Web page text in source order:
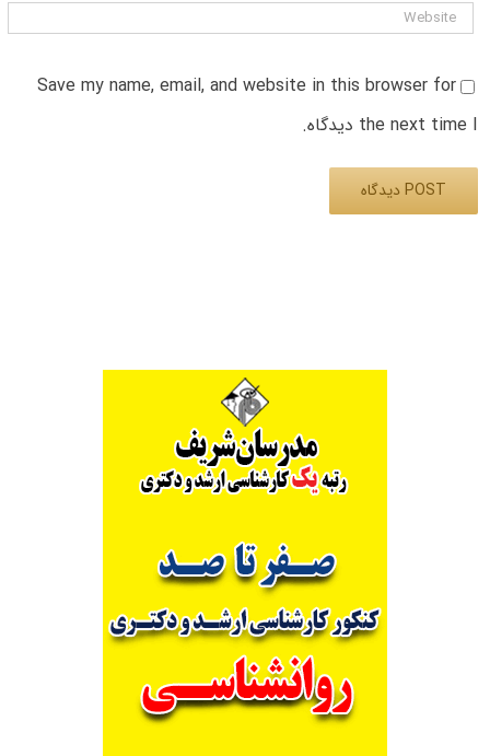
Save my name, email, and website in this browser for
the next time I دیدگاه.